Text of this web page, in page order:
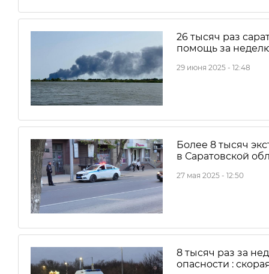
26 тысяч раз
помощь за
29 июня 2025 - 12:48
Более 8 тысяч
в Саратовской
27 мая 2025 - 12:50
8 тысяч раз за
опасности :